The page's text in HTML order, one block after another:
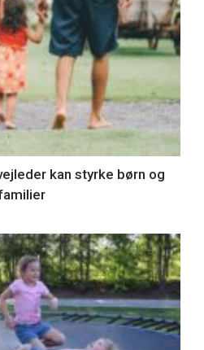
kan styrke børn og